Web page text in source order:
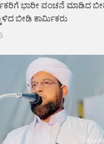
ಭಾರೀ ವಂಚನೆ ಮಾಡಿದ
ಬೀಡಿ ಕಾರ್ಮಿಕರು